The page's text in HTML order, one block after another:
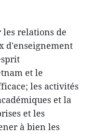
relations de
d'enseignement
et le
les activités
et la
et les
à bien les